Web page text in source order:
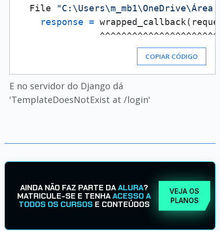
  File
response =
COPIAR CÓDIGO
E no servidor do Django dá
'TemplateDoesNotExist at /login'
AINDA NÃO FAZ PARTE DAALURA?
MATRICULE-SE E TENHAACESSO A
TODOS OS CURSOS E CONTEÚDOS
VEJA OS
PLANOS